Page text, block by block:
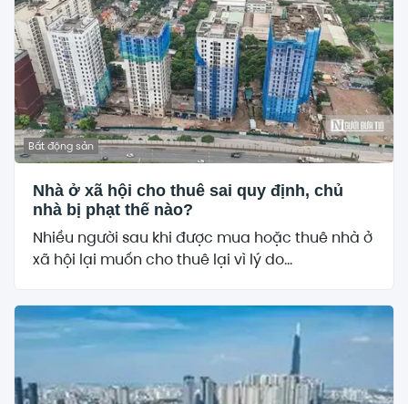
Bất động sản
Nhà ở xã hội cho thuê sai quy định, chủ
nhà bị phạt thế nào?
Nhiều người sau khi được mua hoặc thuê nhà ở
xã hội lại muốn cho thuê lại vì lý do...